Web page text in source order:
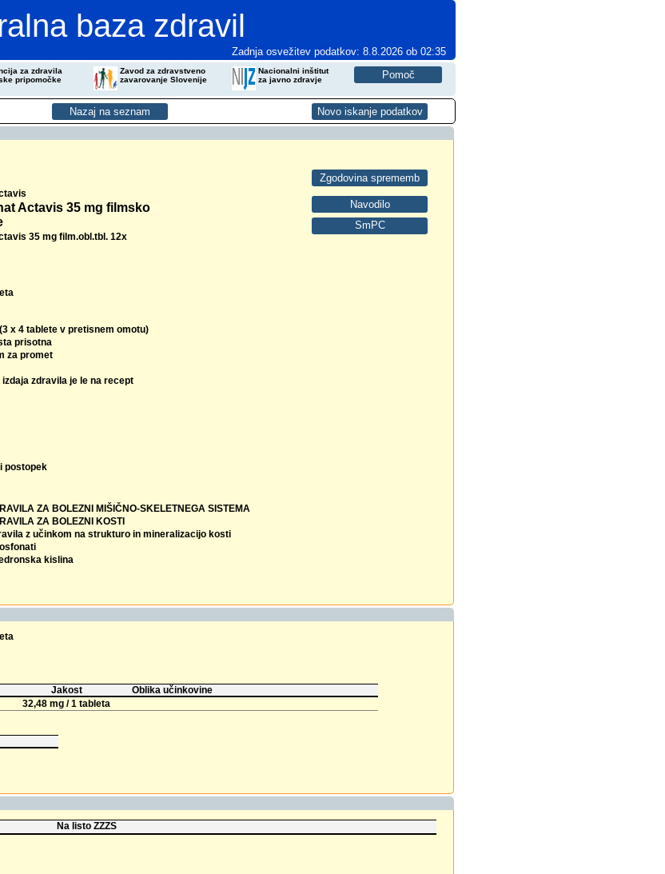
baza zdravil
Zadnja osvežitev podatkov: 8.8.2026 ob 02:35
za zdravila
pripomočke
Zavod za zdravstveno
zavarovanje Slovenije
Nacionalni inštitut
za javno zdravje
Actavis 35 mg filmsko
35 mg film.obl.tbl. 12x
x 4 tablete v pretisnem omotu)
prisotna
za promet
zdravila je le na recept
postopek
ZA BOLEZNI MIŠIČNO-SKELETNEGA SISTEMA
ZA BOLEZNI KOSTI
z učinkom na strukturo in mineralizacijo kosti
kislina
Jakost
Oblika učinkovine
32,48 mg / 1 tableta
Na listo ZZZS